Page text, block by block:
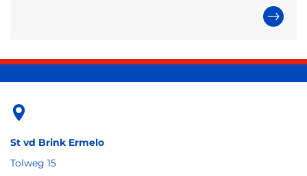
St vd Brink Ermelo
Tolweg 15